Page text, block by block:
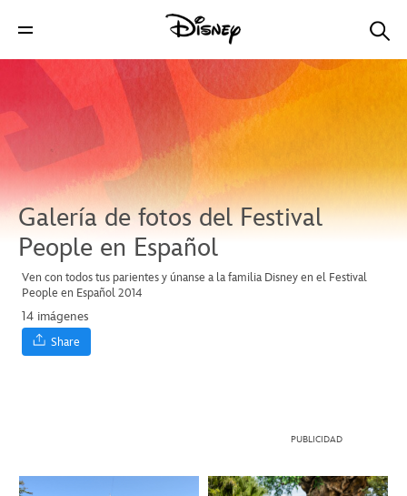
Galería de fotos del Festival
People en Español
Ven con todos tus parientes y únanse a la familia Disney en el Festival
People en Español 2014
14 imágenes
Share